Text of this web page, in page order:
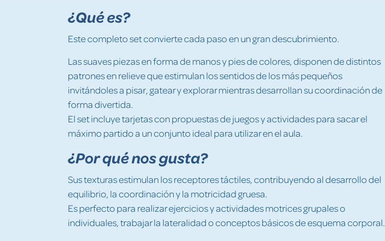
¿Qué es?
Este completo set convierte cada paso en un gran descubrimiento.
Las suaves piezas en forma de manos y pies de colores, disponen de distintos
patrones en relieve que estimulan los sentidos de los más pequeños
invitándoles a pisar, gatear y explorar mientras desarrollan su coordinación de
forma divertida.
El set incluye tarjetas con propuestas de juegos y actividades para sacar el
máximo partido a un conjunto ideal para utilizar en el aula.
¿Por qué nos gusta?
Sus texturas estimulan los receptores táctiles, contribuyendo al desarrollo del
equilibrio, la coordinación y la motricidad gruesa.
Es perfecto para realizar ejercicios y actividades motrices grupales o
individuales, trabajar la lateralidad o conceptos básicos de esquema corporal.